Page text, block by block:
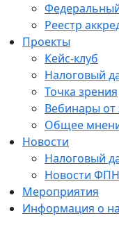
Реестр
Проекты
Кейс-клуб
Налоговый
Точка зрения
Вебинары
Общее
Новости
Налоговый
Новости
Мероприятия
Информация о